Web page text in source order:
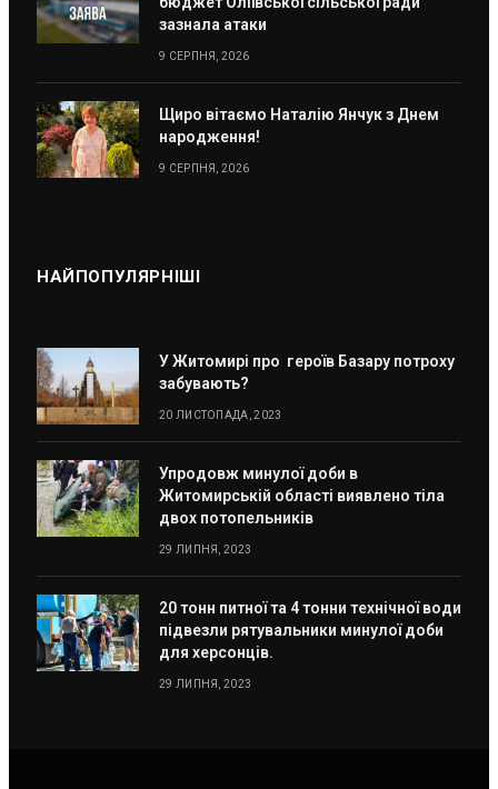
зазнала атаки
9 СЕРПНЯ, 2026
Щиро вітаємо Наталію Янчук з Днем
народження!
9 СЕРПНЯ, 2026
НАЙПОПУЛЯРНІШІ
У Житомирі про героїв Базару потроху
забувають?
20 ЛИСТОПАДА, 2023
Упродовж минулої доби в
Житомирській області виявлено тіла
двох потопельників
29 ЛИПНЯ, 2023
20 тонн питної та 4 тонни технічної води
підвезли рятувальники минулої доби
для херсонців.
29 ЛИПНЯ, 2023